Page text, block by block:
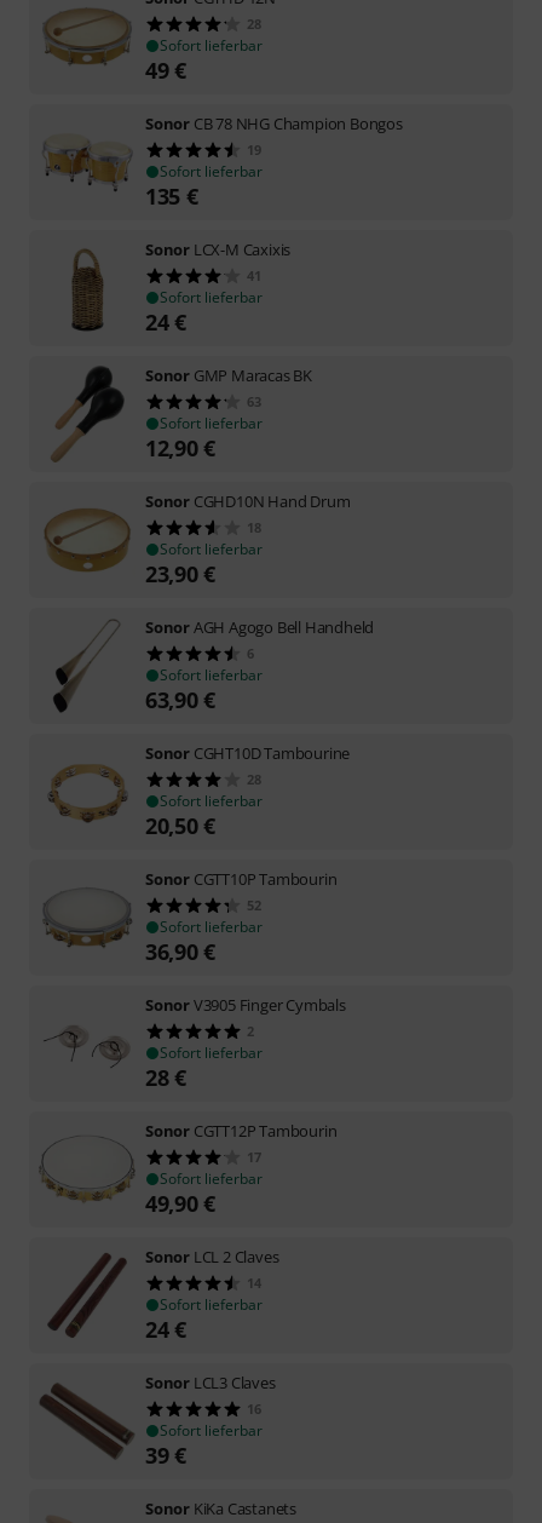
28
Sofort lieferbar
49€
Sonor CB 78 NHG Champion Bongos
19
Sofort lieferbar
135 €
Sonor LCX-M Caxixis
41
Sofort lieferbar
24€
Sonor GMP Maracas BK
63
Sofort lieferbar
12,90€
Sonor CGHD10N Hand Drum
18
Sofort lieferbar
23,90€
SonorAGH Agogo Bell Handheld
6
Sofort lieferbar
63,90€
Sonor CGHT10D Tambourine
28
Sofort lieferbar
20,50€
Sonor CGTT10P Tambourin
52
Sofort lieferbar
36,90€
SonorV3905 Finger Cymbals
2
Sofort lieferbar
28€
Sonor CGTT12P Tambourin
17
Sofort lieferbar
49,90€
Sonor LCL 2 Claves
14
Sofort lieferbar
24€
Sonor LCL3 Claves
16
Sofort lieferbar
39€
Sonor KiKa Castanets